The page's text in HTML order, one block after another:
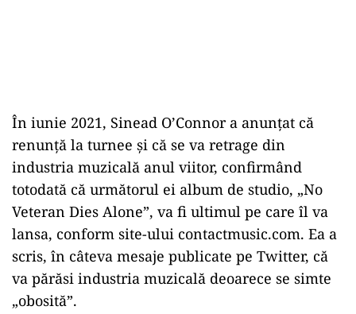
În iunie 2021, Sinead O’Connor a anunţat că
renunţă la turnee şi că se va retrage din
industria muzicală anul viitor, confirmând
totodată că următorul ei album de studio, „No
Veteran Dies Alone”, va fi ultimul pe care îl va
lansa, conform site-ului contactmusic.com. Ea a
scris, în câteva mesaje publicate pe Twitter, că
va părăsi industria muzicală deoarece se simte
„obosită”.